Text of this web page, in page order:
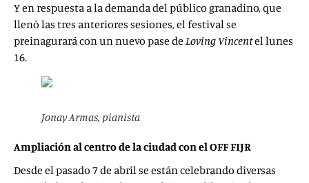
Y en respuesta a la demanda del público granadino, que
llenó las tres anteriores sesiones, el festival se
preinagurará con un nuevo pase de Loving Vincentel lunes
16.
Jonay Armas, pianista
Ampliación al centro de la ciudad con el OFF FIJR
Desde el pasado 7 de abril se están celebrando diversas